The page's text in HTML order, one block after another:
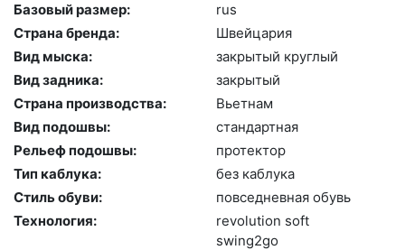
Базовый размер:
rus
Страна бренда:
Швей­ца­рия
Вид мыска:
зак­ры­тый круг­лый
Вид задника:
зак­ры­тый
Страна производства:
Вь­ет­нам
Вид подошвы:
стан­дарт­ная
Рельеф подошвы:
про­тек­тор
Тип каблука:
без каб­лу­ка
Стиль обуви:
пов­седнев­ная обувь
Технология:
re­volu­ti­on soft
swing2go